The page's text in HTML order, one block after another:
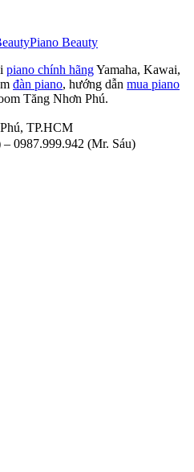
Piano Beauty
piano chính hãngYamaha, Kawai,
đàn piano, hướng dẫn mua piano
Tăng Nhơn Phú.
TP.HCM
– 0987.999.942 (Mr. Sáu)